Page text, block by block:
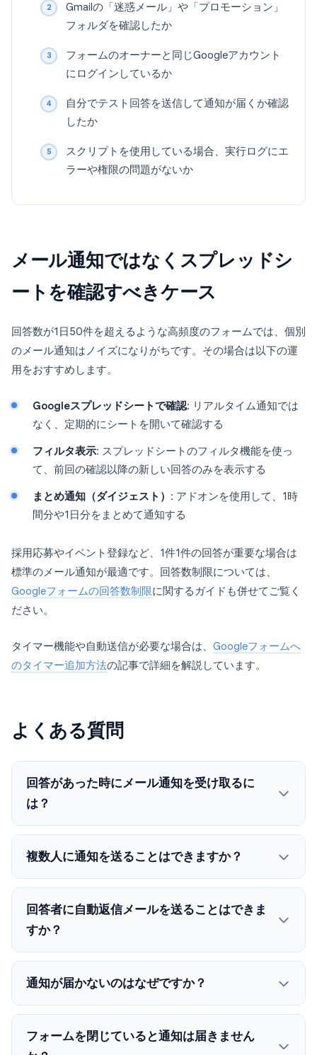
Gmailの「迷惑メール」や「プロモーション」
フォルダを確認したか
フォームのオーナーと同じGoogleアカウント
にログインしているか
自分でテスト回答を送信して通知が届くか確認
したか
スクリプトを使用している場合、実行ログにエ
ラーや権限の問題がないか
メール通知ではなくスプレッドシ
ートを確認すべきケース
回答数が1日50件を超えるような高頻度のフォームでは、個別
のメール通知はノイズになりがちです。その場合は以下の運
用をおすすめします。
Googleスプレッドシートで確認: リアルタイム通知では
なく、定期的にシートを開いて確認する
フィルタ表示: スプレッドシートのフィルタ機能を使っ
て、前回の確認以降の新しい回答のみを表示する
まとめ通知（ダイジェスト） : アドオンを使用して、1時
間分や1日分をまとめて通知する
採用応募やイベント登録など、1件1件の回答が重要な場合は
標準のメール通知が最適です。回答数制限については、
Googleフォームの回答数制限に関するガイドも併せてご覧く
ださい。
タイマー機能や自動送信が必要な場合は、 Googleフォームへ
のタイマー追加方法の記事で詳細を解説しています。
よくある質問
回答があった時にメール通知を受け取るに
は？
複数人に通知を送ることはできますか？
回答者に自動返信メールを送ることはできま
すか？
通知が届かないのはなぜですか？
フォームを閉じていると通知は届きません